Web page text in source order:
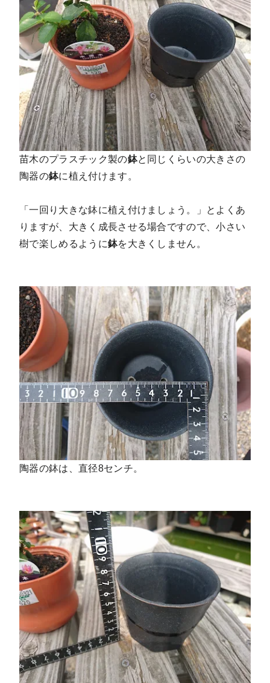
苗木のプラスチック製の鉢と同じくらいの大きさの
陶器の鉢に植え付けます。
「一回り大きな鉢に植え付けましょう。」とよくあ
りますが、大きく成長させる場合ですので、小さい
樹で楽しめるように鉢を大きくしません。
陶器の鉢は、直径8センチ。